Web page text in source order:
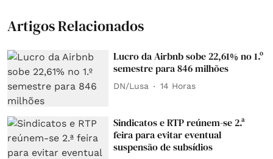
Artigos Relacionados
Lucro da Airbnb sobe 22,61% no 1.º
semestre para 846 milhões
DN/Lusa 14 Horas
Sindicatos e RTP reúnem-se 2.ª
feira para evitar eventual
suspensão de subsídios